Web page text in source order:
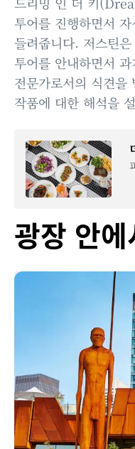
투어를 진행하면서
들려줍니다. 저스틴
투어를 안내하면서
전문가로서의 식견을
작품에 대한 해석을
광장 안에